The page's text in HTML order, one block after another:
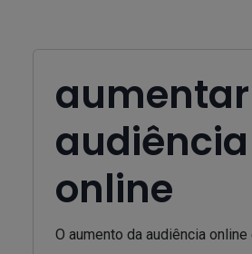
aumentar
audiência
online
O aumento da audiência online